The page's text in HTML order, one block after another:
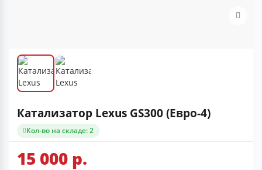
Катализатор Lexus GS300 (Евро-4)
Кол-во на складе: 2
15 000 р.